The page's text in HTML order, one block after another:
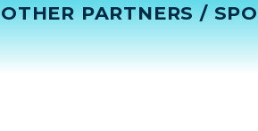
OTHER PARTNERS /